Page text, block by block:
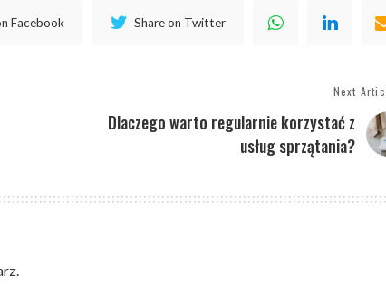
Facebook Share on Twitter
Next
Dlaczego warto regularnie korzystać z
usług sprzątania?